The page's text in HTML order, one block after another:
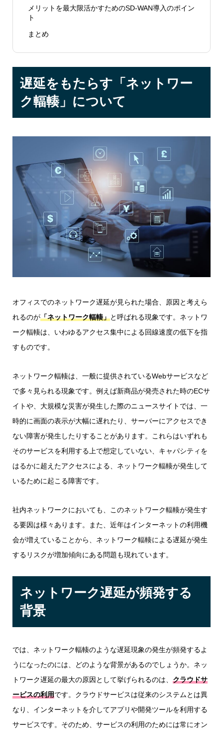
メリットを最大限活かすためのSD-WAN導入のポイン
ト
まとめ
遅延をもたらす「ネットワー
ク輻輳」について
オフィスでのネットワーク遅延が見られた場合、原因と考えら
れるのが「ネットワーク輻輳」と呼ばれる現象です。ネットワ
ーク輻輳は、いわゆるアクセス集中による回線速度の低下を指
すものです。
ネットワーク輻輳は、一般に提供されているWebサービスなど
で多々見られる現象です。例えば新商品が発売された時のECサ
イトや、大規模な災害が発生した際のニュースサイトでは、一
時的に画面の表示が大幅に遅れたり、サーバーにアクセスでき
ない障害が発生したりすることがあります。これらはいずれも
そのサービスを利用する上で想定していない、キャパシティを
はるかに超えたアクセスによる、ネットワーク輻輳が発生して
いるために起こる障害です。
社内ネットワークにおいても、このネットワーク輻輳が発生す
る要因は様々あります。また、近年はインターネットの利用機
会が増えていることから、ネットワーク輻輳による遅延が発生
するリスクが増加傾向にある問題も現れています。
ネットワーク遅延が頻発する
背景
では、ネットワーク輻輳のような遅延現象の発生が頻発するよ
うになったのには、どのような背景があるのでしょうか。ネッ
トワーク遅延の最大の原因として挙げられるのは、 クラウドサ
ービスの利用です。クラウドサービスは従来のシステムとは異
なり、インターネットを介してアプリや開発ツールを利用する
サービスです。そのため、サービスの利用のためには常にオン